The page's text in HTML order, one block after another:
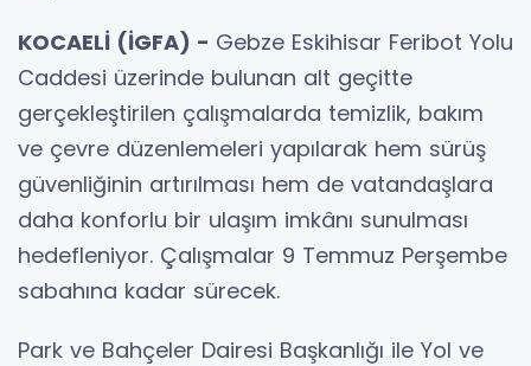
KOCAELİ (İGFA) - Gebze Eskihisar Feribot Yolu
Caddesi üzerinde bulunan alt geçitte
gerçekleştirilen çalışmalarda temizlik, bakım
ve çevre düzenlemeleri yapılarak hem sürüş
güvenliğinin artırılması hem de vatandaşlara
daha konforlu bir ulaşım imkânı sunulması
hedefleniyor. Çalışmalar 9 Temmuz Perşembe
sabahına kadar sürecek.
Park ve Bahçeler Dairesi Başkanlığı ile Yol ve